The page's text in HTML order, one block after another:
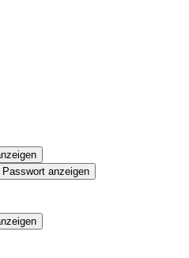
Passwort anzeigen